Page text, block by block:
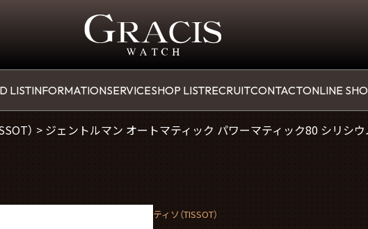
LISTINFORMATIONSERVICESHOP LISTRECRUITCONTACTONLINE
） > ジェントルマン オートマティック パワーマティック80 シリシ
ティソ（TISSOT）